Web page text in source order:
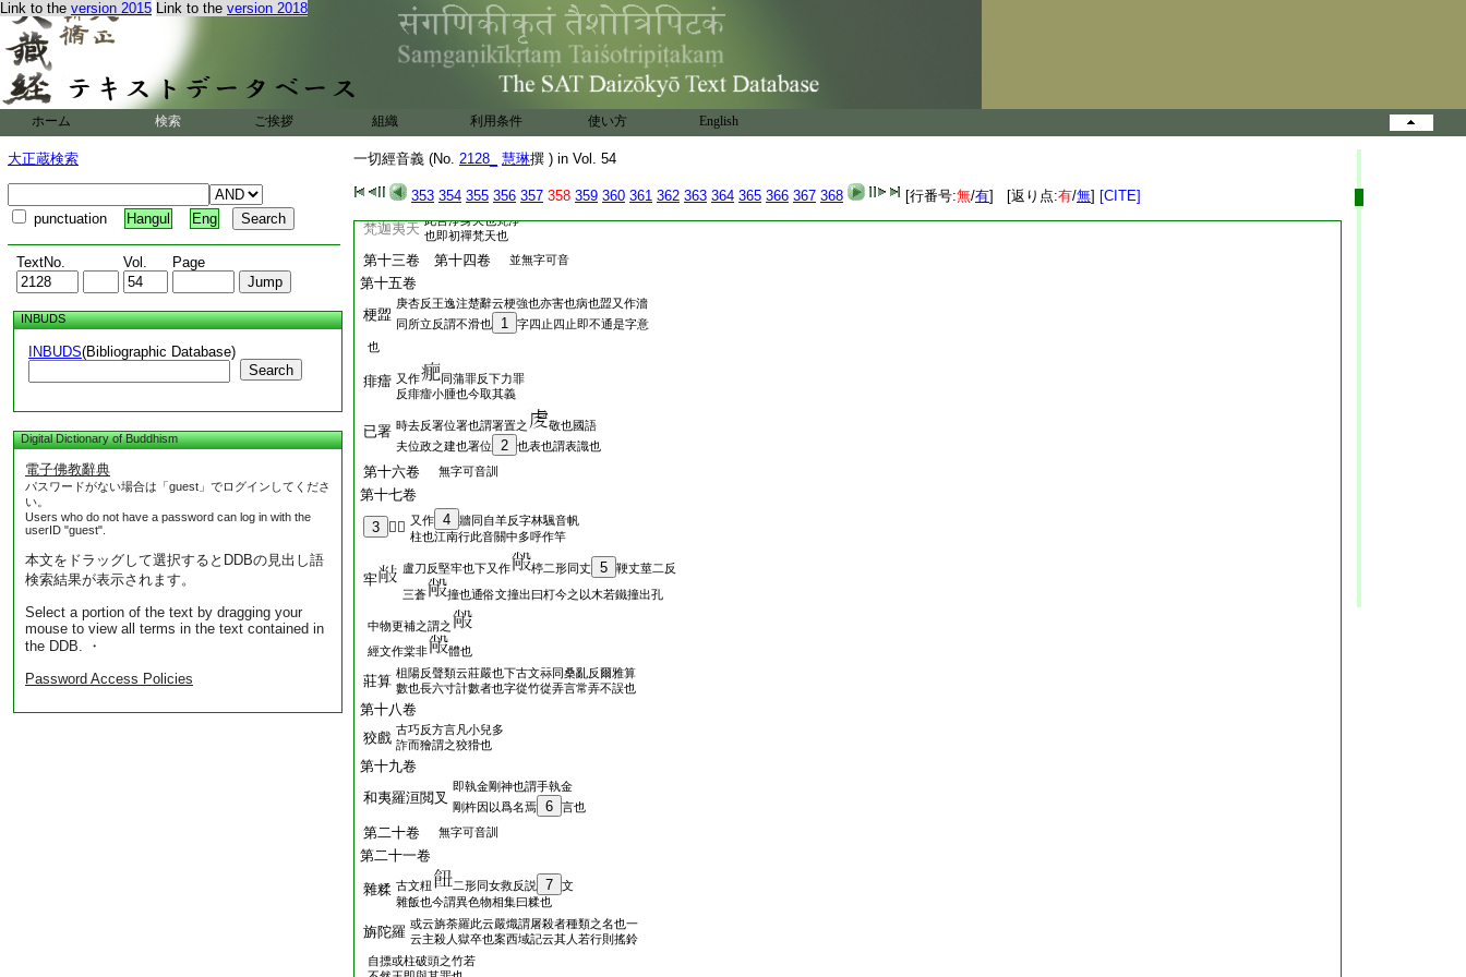
Link to the version 2015 Link to the version 2018
ホーム 検索 ご挨拶 組織 利用条件 使い方 English
大正蔵検索
punctuation Hangul Eng
TextNo. Vol. Page
INBUDS
INBUDS(Bibliographic Database)
Search
Digital Dictionary of Buddhism
電子佛教辭典
パスワードがない場合は「guest」でログインしてくださ
い。
Users who do not have a password can log in with the
userID "guest".
本文をドラッグして選択するとDDBの見出し語
検索結果が表示されます。
Select a portion of the text by dragging your
mouse to view all terms in the text contained in
the DDB. ・
Password Access Policies
一切經音義 (No. 2128_ 慧琳撰 ) in Vol. 54
353 354 355 356 357 358 359 360 361 362 363 364 365 366 367 368 [行番号:無/有] [返り点:有/無] [CITE]
婆舊名也今正言犍達嚩皆國音之不同也此云
齅香亦云樂神一云食香舊云香神亦近也經
中亦作香音神也義譯云尋香神此譯爲正也
之人反又作眞陀羅或作緊那羅皆訛
也正言緊捺洛此譯云是人又非人也
正言牟<#0357_18/>呼洛迦此譯云大有行龍也
字或作震越
此應臥具也
第十二卷
梵迦夷天 此言淨身天也梵淨
也即初禪梵天也
第十三卷 第十四卷 並無字可音
第十五卷
梗歰
庚杏反王逸注楚辭云梗強也亦害也病也歰又作濇
同所立反謂不滑也
1
字四止四止即不通是字意
也
痱癗 又作
同蒲罪反下力罪
反痱癗小腫也今取其義
已署 時去反署位署也謂署置之
敬也國語
夫位政之建也署位
2 也表也謂表識也
第十六卷 無字可音訓
第十七卷
3
𤕽者 又作 4
牆同自羊反字林颿音帆
柱也江南行此音關中多呼作竿
牢
盧刀反堅牢也下又作 楟二形同丈 5
鞕丈莖二反
三蒼
撞也通俗文撞出曰朾今之以木若鐵撞出孔
中物更補之謂之
經文作棠非
體也
莊算 柤陽反聲類云莊嚴也下古文祘同桑亂反爾雅算
數也長六寸計數者也字從竹從弄言常弄不誤也
第十八卷
狡戲 古巧反方言凡小兒多
詐而獪謂之狡猾也
第十九卷
和夷羅洹閲叉
即執金剛神也謂手執金
剛杵因以爲名焉
6 言也
第二十卷 無字可音訓
第二十一卷
雜糅 古文粈 二形同女救反説 7
文
雜飯也今謂異色物相集曰糅也
旃陀羅 或云旃荼羅此云嚴熾謂屠殺者種類之名也一
云主殺人獄卒也案西域記云其人若行則搖鈴
自摽或柱破頭之竹若